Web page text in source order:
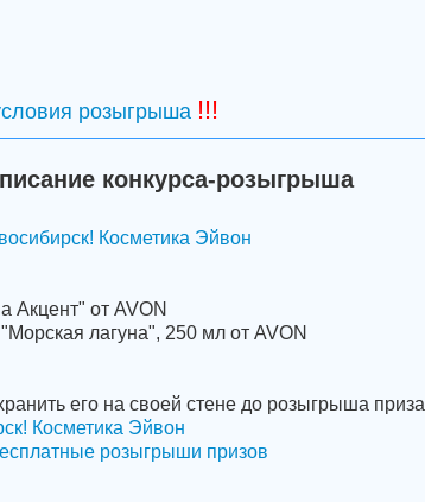
розыгрыша !!!
конкурса-розыгрыша
Косметика Эйвон
Акцент" от AVON
лагуна", 250 мл от AVON
его на своей стене до розыгрыша приза
Косметика Эйвон
розыгрыши призов